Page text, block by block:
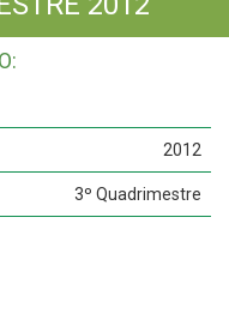
2012
3º Quadrimestre